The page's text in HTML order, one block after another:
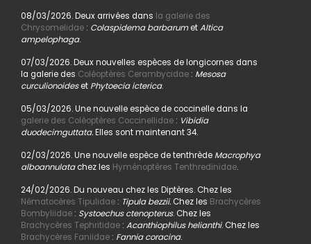
08/03/2026. Deux arrivées dans la galerie des
Chrysomelidae: Colaspidema barbarumetAltica
ampelophaga.
07/03/2026. Deux nouvelles espèces de longicornes dans
la galerie des Coléoptères Cerambycidae: Mesosa
curculionoideset Phytoecia icterica.
05/03/2026. Une nouvelle espèce de coccinelle dans la
galerie des Coléoptères Coccinellidae: Vibidia
duodecimguttata.Elles sont maintenant 34.
02/03/2026. Une nouvelle espèce de tenthrède Macrophya
alboannulatachez les Hyménoptères Tenthredinidae.
24/02/2026. Du nouveau chez les Diptères. Chez les
Nématocères Tipulidae: Tipula bezzii. Chez les Brachycères
Bombyliidae: Systoechus ctenopterus. Chez les
Brachycères Tephritidae: Acanthiophilus helianthi. Chez les
Brachycères Faniidae: Fannia coracina.